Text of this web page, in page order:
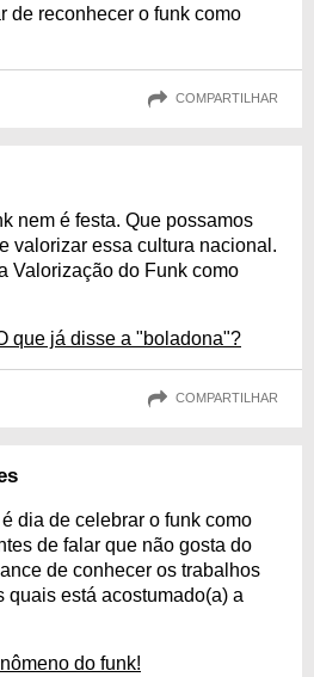
de reconhecer o funk como
COMPARTILHAR
nem é festa. Que possamos
valorizar essa cultura nacional.
Valorização do Funk como
que já disse a "boladona"?
COMPARTILHAR
dia de celebrar o funk como
de falar que não gosta do
de conhecer os trabalhos
quais está acostumado(a) a
do funk!